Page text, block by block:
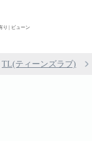
り | ビューン
TL(ティーンズラブ)